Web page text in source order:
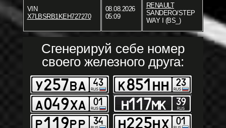
VIN
X7LBSRB1KEH727270
08.08.2026
05:09
RENAULT
SANDERO/STEP
WAY I (BS_)
Сгенерируй себе номер
своего железного друга: